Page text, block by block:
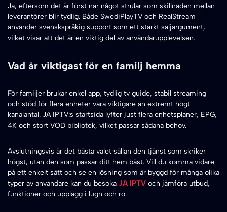
Ja, eftersom det är först när något strular som skillnaden mellan
leverantörer blir tydlig. Både SwediPlayTV och RealStream
använder svenskspråkig support som ett starkt säljargument,
vilket visar att det är en viktig del av användarupplevelsen.
Vad är viktigast för en familj hemma
För familjer brukar enkel app, tydlig tv guide, stabil streaming
och stöd för flera enheter vara viktigare än extremt högt
kanalantal. JA IPTV:s startsida lyfter just flera enhetsplaner, EPG,
4K och stort VOD bibliotek, vilket passar sådana behov.
Avslutningsvis är det bästa valet sällan den tjänst som skriker
högst, utan den som passar ditt hem bäst. Vill du komma vidare
på ett enkelt sätt och se en lösning som är byggd för många olika
typer av användare kan du besöka JA IPTV och jämföra utbud,
funktioner och upplägg i lugn och ro.